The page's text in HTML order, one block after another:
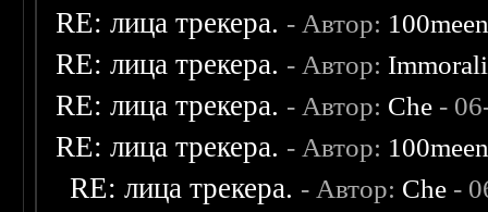
RE: лица трекера. - Автор:
RE: лица трекера. - Автор:
RE: лица трекера. - Автор: Che -
RE: лица трекера. - Автор:
RE: лица трекера. - Автор: Che -